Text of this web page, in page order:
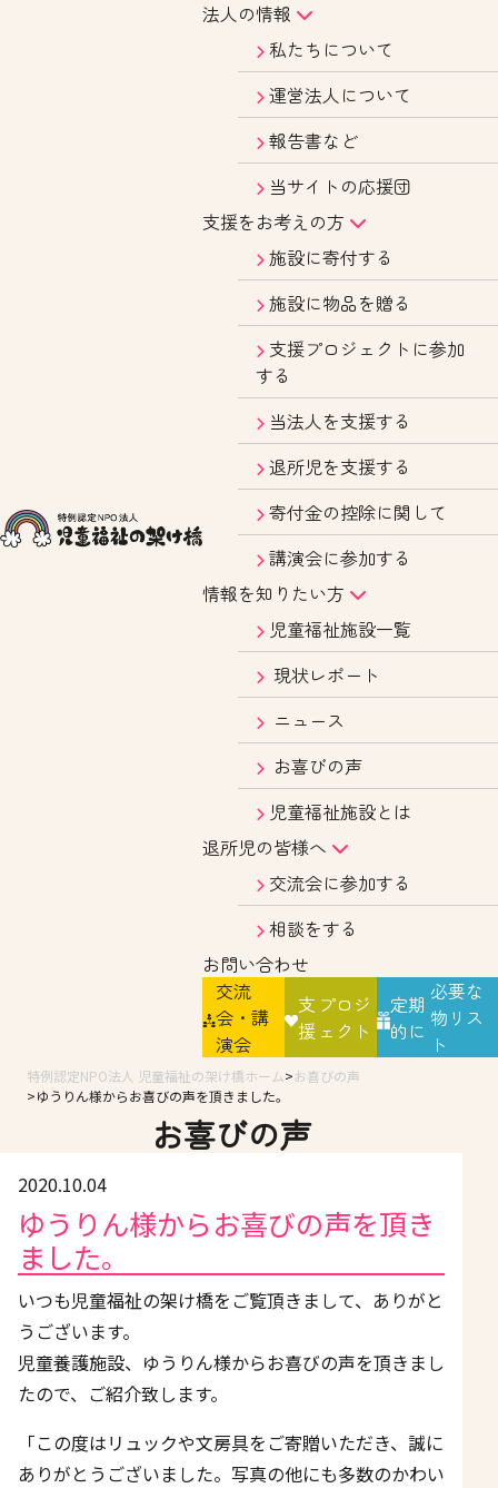
法人の情報
私たちについて
運営法人について
報告書など
当サイトの応援団
支援をお考えの方
施設に寄付する
施設に物品を贈る
支援プロジェクトに参加
する
当法人を支援する
退所児を支援する
寄付金の控除に関して
講演会に参加する
情報を知りたい方
児童福祉施設一覧
現状レポート
ニュース
お喜びの声
児童福祉施設とは
退所児の皆様へ
交流会に参加する
相談をする
お問い合わせ
交流
会・講
演会
支
援
プロジ
ェクト
定期
的に
必要な
物リス
ト
特例認定NPO法人 児童福祉の架け橋ホーム
お喜びの声
ゆうりん様からお喜びの声を頂きました。
お喜びの声
2020.10.04
ゆうりん様からお喜びの声を頂き
ました。
いつも児童福祉の架け橋をご覧頂きまして、ありがと
うございます。
児童養護施設、ゆうりん様からお喜びの声を頂きまし
たので、ご紹介致します。
「この度はリュックや文房具をご寄贈いただき、誠に
ありがとうございました。写真の他にも多数のかわい